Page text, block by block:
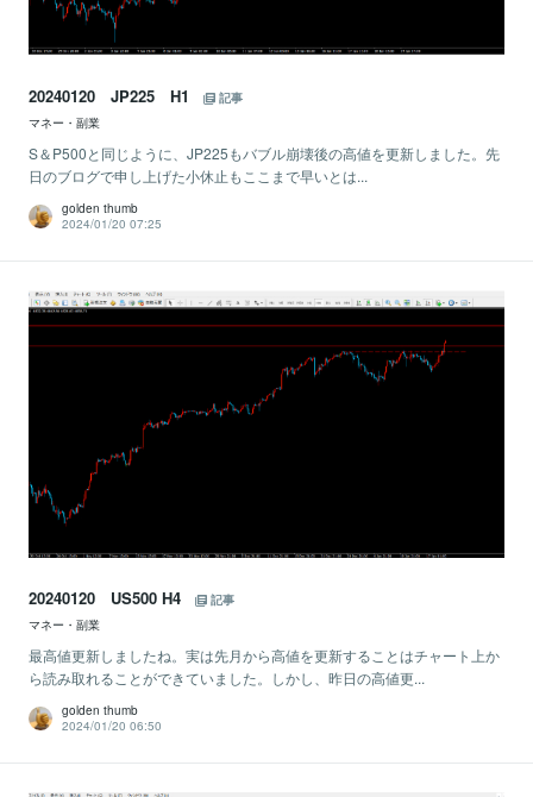
20240120 JP225 H1
記事
マネー・副業
S＆P500と同じように、JP225もバブル崩壊後の高値を更新しました。先
日のブログで申し上げた小休止もここまで早いとは...
golden thumb
2024/01/20 07:25
20240120 US500 H4
記事
マネー・副業
最高値更新しましたね。実は先月から高値を更新することはチャート上か
ら読み取れることができていました。しかし、昨日の高値更...
golden thumb
2024/01/20 06:50